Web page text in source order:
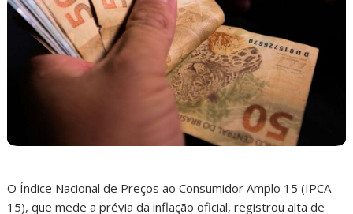
O Índice Nacional de Preços ao Consumidor Amplo 15 (IPCA-
15), que mede a prévia da inflação oficial, registrou alta de